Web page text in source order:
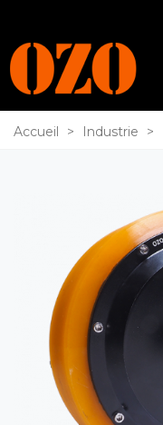
Accueil > Industrie >